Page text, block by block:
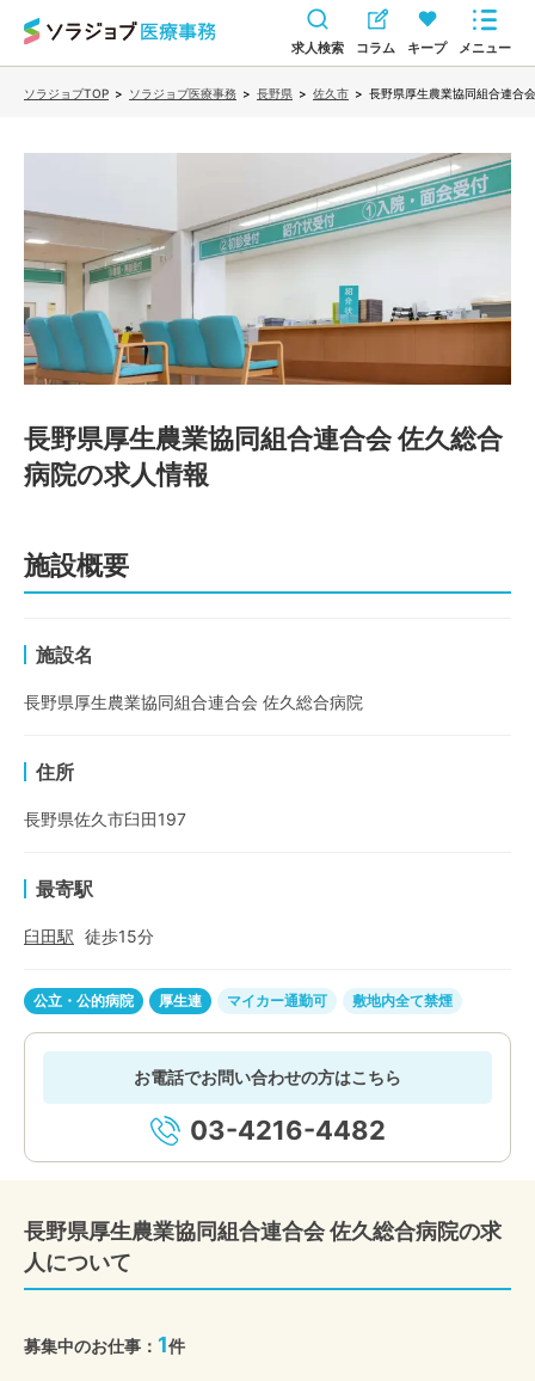
求人検索 コラム キープ メニュー
ソラジョブTOP > ソラジョブ医療事務 > 長野県 > 佐久市 > 長野県厚生農業協同組合連合
長野県厚生農業協同組合連合会 佐久総合
病院の求人情報
施設概要
施設名
長野県厚生農業協同組合連合会 佐久総合病院
住所
長野県佐久市臼田197
最寄駅
臼田駅 徒歩15分
公立・公的病院 厚生連 マイカー通勤可 敷地内全て禁煙
お電話でお問い合わせの方はこちら
03-4216-4482
長野県厚生農業協同組合連合会 佐久総合病院の求
人について
募集中のお仕事： 1件